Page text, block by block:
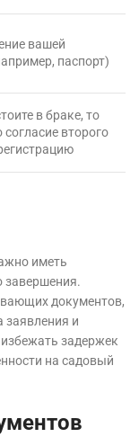
вашей
паспорт)
в браке, то
второго
иметь
завершения.
документов,
заявления и
задержек
на садовый